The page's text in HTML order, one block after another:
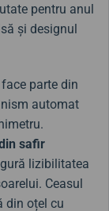
pentru anul
și designul
face parte din
automat
safir
lizibilitatea
Ceasul
din oțel cu